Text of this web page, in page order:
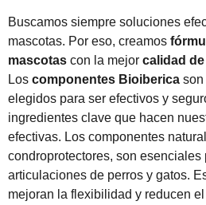
Buscamos siempre soluciones
mascotas. Por eso, creamos
mascotas con la mejor calidad
Los componentes Bioiberica son
elegidos para ser efectivos y
ingredientes clave que hacen
efectivas. Los componentes
condroprotectores, son
articulaciones de perros y gatos.
mejoran la flexibilidad y reducen